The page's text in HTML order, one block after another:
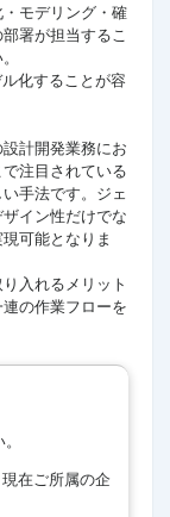
モデリング・確
署が担当するこ
化することが容
計開発業務にお
注目されている
手法です。ジェ
イン性だけでな
可能となりま
入れるメリット
の作業フローを
在ご所属の企